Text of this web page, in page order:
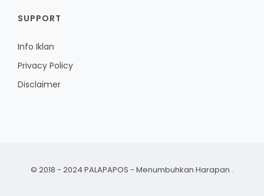
SUPPORT
Info Iklan
Privacy Policy
Disclaimer
© 2018 - 2024 PALAPAPOS - Menumbuhkan Harapan .